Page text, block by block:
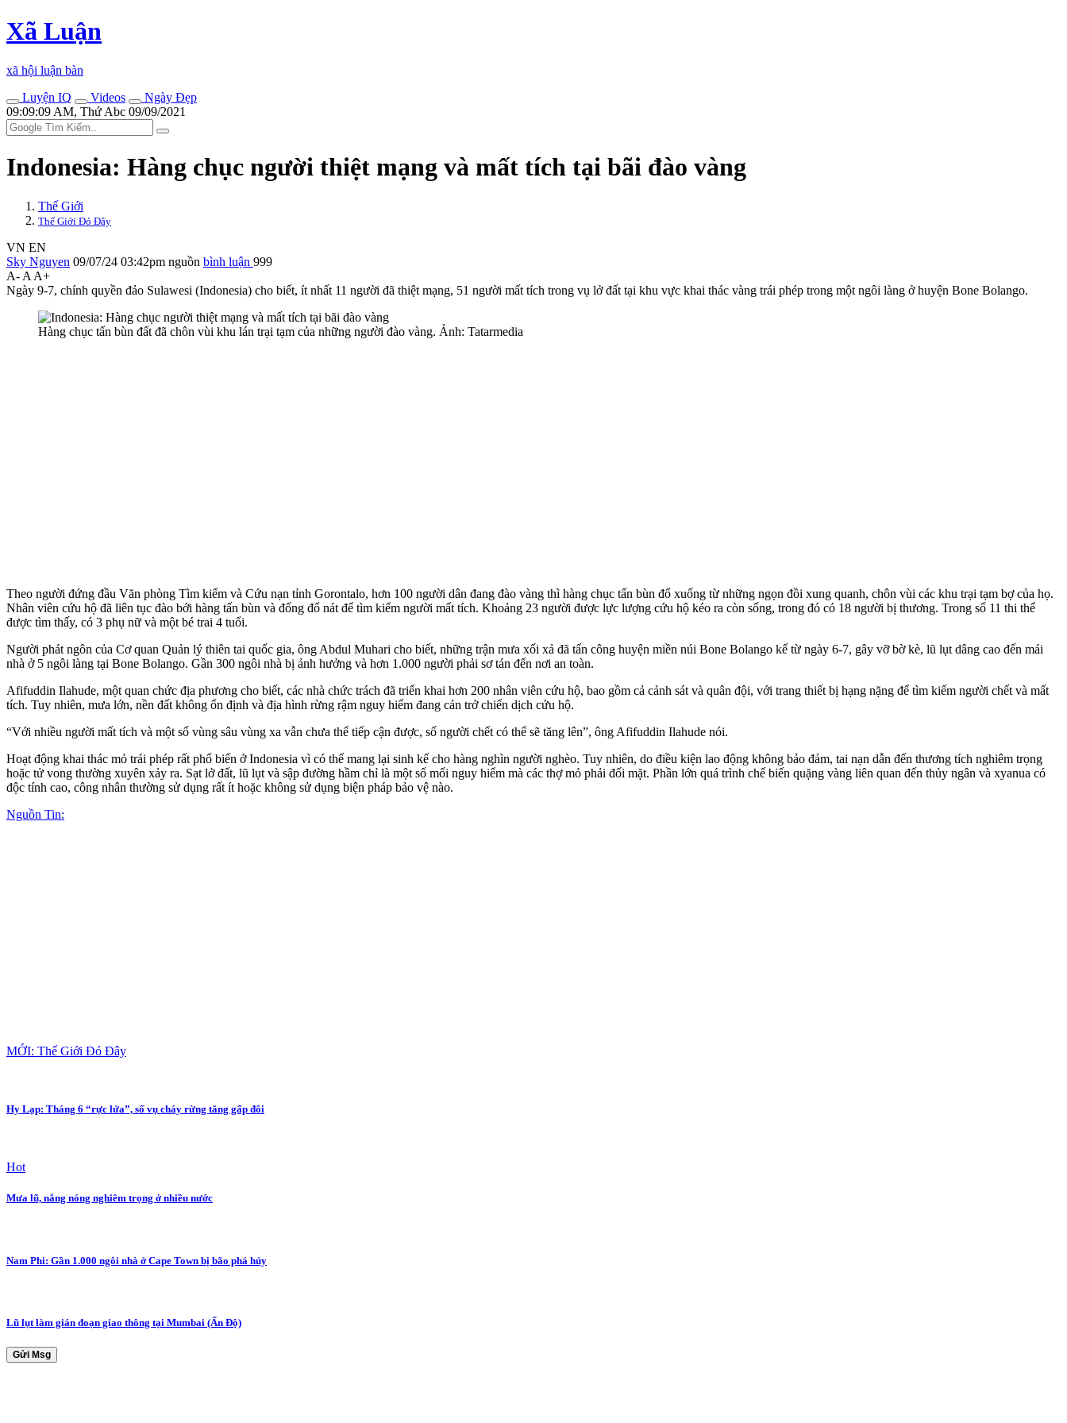
Xã Luận
xã hội luận bàn
Luyện IQ
Videos
Ngày Đẹp
09:09:09 AM, Thứ Abc 09/09/2021
Indonesia: Hàng chục người thiệt mạng và mất tích tại bãi đào vàng
Thế Giới
Thế Giới Đó Đây
VN EN
Sky Nguyen 09/07/24 03:42pm nguồn bình luận 999
A- A A+
Ngày 9-7, chính quyền đảo Sulawesi (Indonesia) cho biết, ít nhất 11 người đã thiệt mạng, 51 người mất tích trong vụ lở đất tại khu vực khai thác vàng trái phép trong một ngôi làng ở huyện Bone Bolango.
Hàng chục tấn bùn đất đã chôn vùi khu lán trại tạm của những người đào vàng. Ảnh: Tatarmedia
Theo người đứng đầu Văn phòng Tìm kiếm và Cứu nạn tỉnh Gorontalo, hơn 100 người dân đang đào vàng thì hàng chục tấn bùn đổ xuống từ những ngọn đồi xung quanh, chôn vùi các khu trại tạm bợ của họ.
Nhân viên cứu hộ đã liên tục đào bới hàng tấn bùn và đống đổ nát để tìm kiếm người mất tích. Khoảng 23 người được lực lượng cứu hộ kéo ra còn sống, trong đó có 18 người bị thương. Trong số 11 th‌i th‌ể
được tìm thấy, có 3 phụ nữ và một bé trai 4 tuổi.
Người phát ngôn của Cơ quan Quản lý thiên tai quốc gia, ông Abdul Muhari cho biết, những trận mưa xối xả đã tấn công huyện miền núi Bone Bolango kể từ ngày 6-7, gây vỡ bờ kè, lũ lụt dâng cao đến mái
nhà ở 5 ngôi làng tại Bone Bolango. Gần 300 ngôi nhà bị ảnh hưởng và hơn 1.000 người phải sơ tán đến nơi an toàn.
Afifuddin Ilahude, một quan chức địa phương cho biết, các nhà chức trách đã triển khai hơn 200 nhân viên cứu hộ, bao gồm cả cảnh sát và quân đội, với trang thiết bị hạng nặng để tìm kiếm người chết và mất
tích. Tuy nhiên, mưa lớn, nền đất không ổn định và địa hình rừng rậm nguy hiểm đang cản trở chiến dịch cứu hộ.
“Với nhiều người mất tích và một số vùng sâu vùng xa vẫn chưa thể tiếp cận được, số người chết có thể sẽ tăng lên”, ông Afifuddin Ilahude nói.
Hoạt động khai thác mỏ trái phép rất phổ biến ở Indonesia vì có thể mang lại sinh kế cho hàng nghìn người nghèo. Tuy nhiên, do điều kiện lao động không bảo đảm, tai nạn dẫn đến thương tích nghiêm trọng
hoặc t‌ử von‌g thường xuyên xảy ra. Sạt lở đất, lũ lụt và sập đường hầm chỉ là một số mối nguy hiểm mà các thợ mỏ phải đối mặt. Phần lớn quá trình chế biến quặng vàng liên quan đến thủy ngân và xyanua có
độc tính cao, công nhân thường sử dụng rất ít hoặc không sử dụng biện pháp bảo vệ nào.
Nguồn Tin:
MỚI: Thế Giới Đó Đây
Hy Lạp: Tháng 6 “rực lửa”, số vụ cháy rừng tăng gấp đôi
Hot
Mưa lũ, nắng nóng nghiêm trọng ở nhiều nước
Nam Phi: Gần 1.000 ngôi nhà ở Cape Town bị bão phá hủy
Lũ lụt làm gián đoạn giao thông tại Mumbai (Ấn Độ)
Gửi Msg